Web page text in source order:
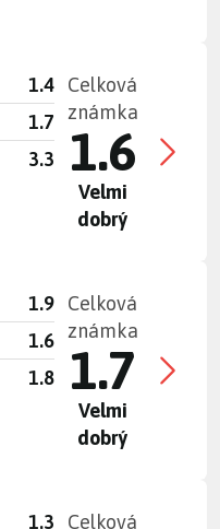
1.4
1.7
3.3
Celková
známka
1.6
Velmi
dobrý
1.9
1.6
1.8
Celková
známka
1.7
Velmi
dobrý
1.3
Celková